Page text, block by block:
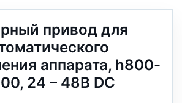
привод для
аппарата, h800-
24 – 48В DC